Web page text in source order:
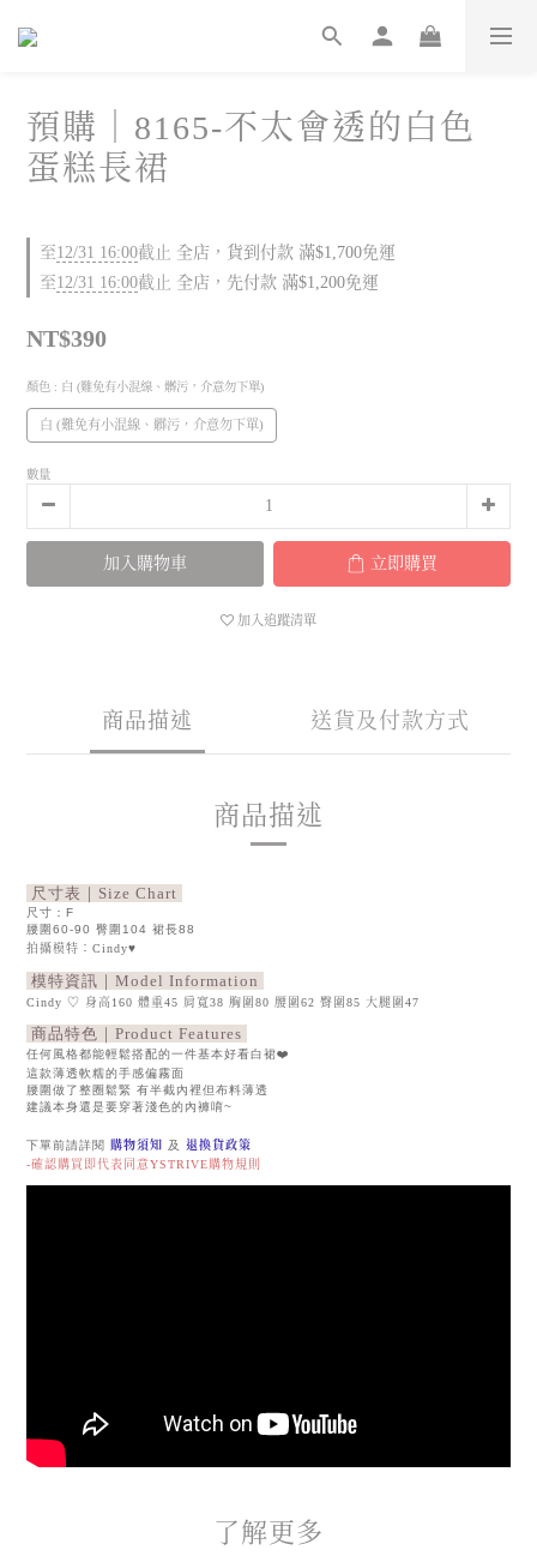
預購｜8165-不太會透的白色
蛋糕長裙
至12/31 16:00截止 全店，貨到付款 滿$1,700免運
至12/31 16:00截止 全店，先付款 滿$1,200免運
NT$390
顏色 : 白 (難免有小混線、髒污，介意勿下單)
白 (難免有小混線、髒污，介意勿下單)
數量
加入購物車 立即購買
加入追蹤清單
商品描述 送貨及付款方式
商品描述
尺寸表｜Size Chart
尺寸：F
腰圍60-90 臀圍104 裙長88
拍攝模特：Cindy♥
模特資訊｜Model Information
Cindy ♡ 身高160 體重45 肩寬38 胸圍80 腰圍62 臀圍85 大腿圍47
商品特色｜Product Features
任何風格都能輕鬆搭配的一件基本好看白裙❤️
這款薄透軟糯的手感偏霧面
腰圍做了整圈鬆緊 有半截內裡但布料薄透
建議本身還是要穿著淺色的內褲唷~
下單前請詳閱 購物須知 及 退換貨政策
-確認購買即代表同意YSTRIVE購物規則
了解更多